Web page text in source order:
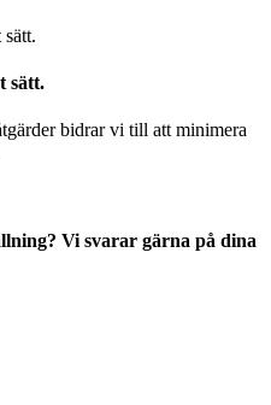
sätt.
bidrar vi till att minimera
Vi svarar gärna på dina